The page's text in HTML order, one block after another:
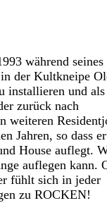
während seines
der Kultkneipe
installieren und als
zurück nach
weiteren
Jahren, so dass
House auflegt.
auflegen kann.
fühlt sich in jeder
zu ROCKEN!